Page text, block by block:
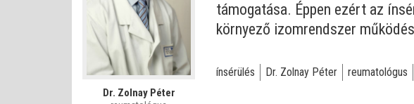
Dr. Zolnay Péter
támogatása. Éppen ezért az
környező izomrendszer
ínsérülés Dr. Zolnay Péter reumatológus